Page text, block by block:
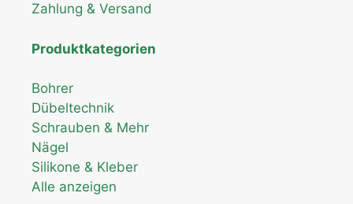
Zahlung & Versand
Produktkategorien
Bohrer
Dübeltechnik
Schrauben & Mehr
Nägel
Silikone & Kleber
Alle anzeigen